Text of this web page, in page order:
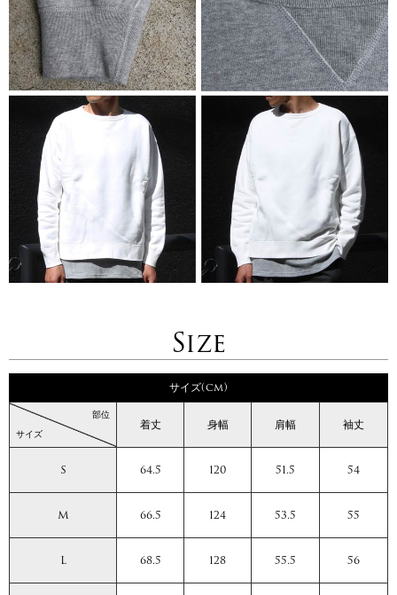
Size
サイズ(cm)
サイズ
部位
着丈 身幅 肩幅 袖丈
S 64.5 120 51.5 54
M 66.5 124 53.5 55
L 68.5 128 55.5 56